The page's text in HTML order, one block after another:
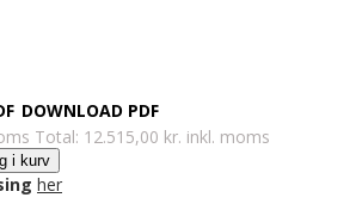
DOWNLOAD PDF
Total: 12.515,00 kr. inkl. moms
i kurv
her